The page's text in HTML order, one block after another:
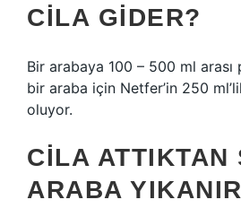
CILA GIDER?
Bir arabaya 100 – 500 ml
bir araba için Netfer’in 250
oluyor.
CILA ATTIKTAN
ARABA